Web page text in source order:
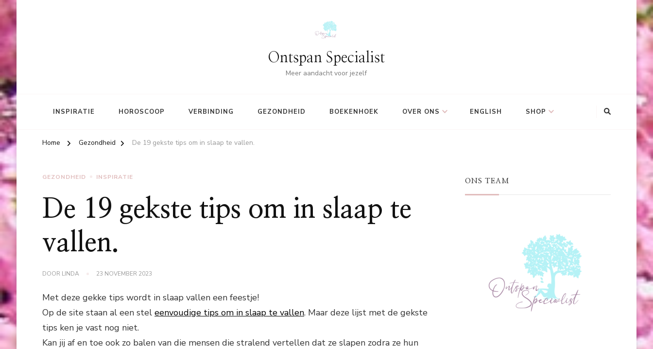
Ontspan Specialist
Meer aandacht voor jezelf
INSPIRATIE HOROSCOOP VERBINDING GEZONDHEID BOEKENHOEK OVER ONS ENGLISH SHOP
Home Gezondheid De 19 gekste tips om in slaap te vallen.
GEZONDHEID INSPIRATIE
De 19 gekste tips om in slaap te
vallen.
DOOR LINDA 23 NOVEMBER 2023
Met deze gekke tips wordt in slaap vallen een feestje!
Op de site staan al een stel eenvoudige tips om in slaap te vallen. Maar deze lijst met de gekste
tips ken je vast nog niet.
Kan jij af en toe ook zo balen van die mensen die stralend vertellen dat ze slapen zodra ze hun
ONS TEAM